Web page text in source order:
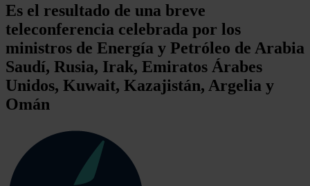
Es el resultado de una breve
teleconferencia celebrada por los
ministros de Energía y Petróleo de Arabia
Saudí, Rusia, Irak, Emiratos Árabes
Unidos, Kuwait, Kazajistán, Argelia y
Omán